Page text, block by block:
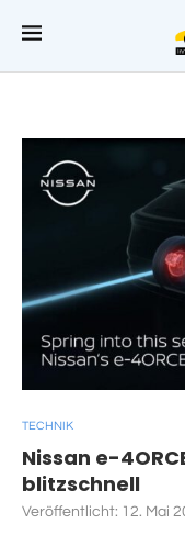
TECHNIK
Nissan e-
blitzschnell
Veröffentlicht: 12. Mai